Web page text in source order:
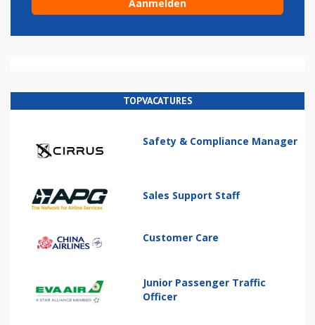
TOPVACATURES
Safety & Compliance Manager
Sales Support Staff
Customer Care
Junior Passenger Traffic
Officer